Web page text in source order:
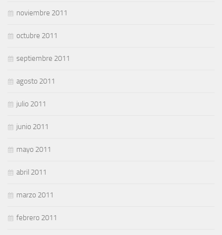
noviembre 2011
octubre 2011
septiembre 2011
agosto 2011
julio 2011
junio 2011
mayo 2011
abril 2011
marzo 2011
febrero 2011